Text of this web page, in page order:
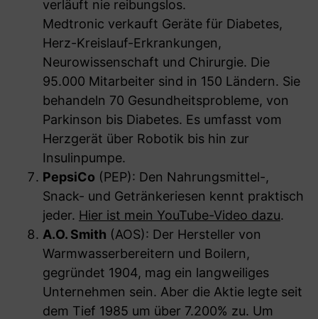
verläuft nie reibungslos.
Medtronic verkauft Geräte für Diabetes,
Herz-Kreislauf-Erkrankungen,
Neurowissenschaft und Chirurgie. Die
95.000 Mitarbeiter sind in 150 Ländern. Sie
behandeln 70 Gesundheitsprobleme, von
Parkinson bis Diabetes. Es umfasst vom
Herzgerät über Robotik bis hin zur
Insulinpumpe.
PepsiCo (PEP): Den Nahrungsmittel-,
Snack- und Getränkeriesen kennt praktisch
jeder. Hier ist mein YouTube-Video dazu.
A.O. Smith (AOS): Der Hersteller von
Warmwasserbereitern und Boilern,
gegründet 1904, mag ein langweiliges
Unternehmen sein. Aber die Aktie legte seit
dem Tief 1985 um über 7.200% zu. Um